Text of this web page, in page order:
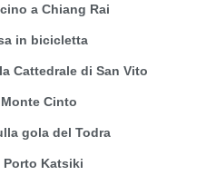
a Chiang Rai
in bicicletta
Cattedrale di San Vito
Cinto
gola del Todra
Porto Katsiki